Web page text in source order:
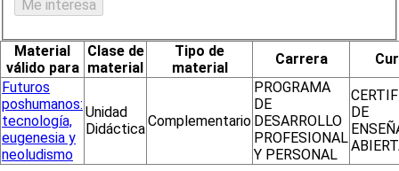
Material
válido para
Clase de
material
Tipo de
material
Carrera
Futuros
poshumanos:
tecnología,
eugenesia y
neoludismo
Unidad
DidácticaComplementario
PROGRAMA
DE
DESARROLLO
PROFESIONAL
Y PERSONAL
DE